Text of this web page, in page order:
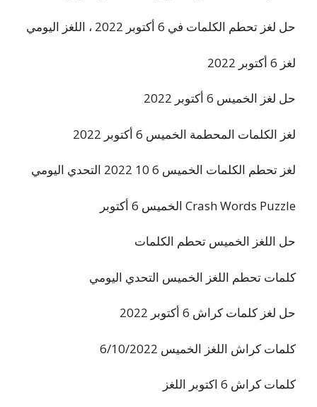
حل لغز تحطم الكلمات في 6 أكتوبر 2022 ، اللغز اليومي
لغز 6 أكتوبر 2022
حل لغز الخميس 6 أكتوبر 2022
لغز الكلمات المحطمة الخميس 6 أكتوبر 2022
لغز تحطم الكلمات الخميس 6 10 2022 التحدي اليومي
Crash Words Puzzle الخميس 6 أكتوبر
حل اللغز الخميس تحطم الكلمات
كلمات تحطم اللغز الخميس التحدي اليومي
حل لغز كلمات كراش 6 أكتوبر 2022
كلمات كراش اللغز الخميس 6/10/2022
كلمات كراش 6 اكتوبر اللغز